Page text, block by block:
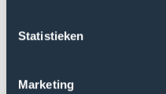
Statistieken
Marketing